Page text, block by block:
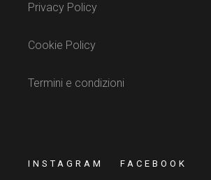
Privacy Policy
Cookie Policy
Termini e condizioni
INSTAGRAM FACEBOOK